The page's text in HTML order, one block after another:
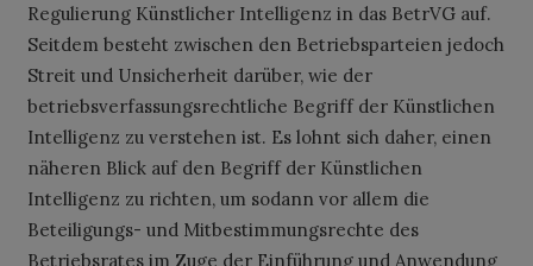
Regulierung Künstlicher Intelligenz in das BetrVG auf.
Seitdem besteht zwischen den Betriebsparteien jedoch
Streit und Unsicherheit darüber, wie der
betriebsverfassungsrechtliche Begriff der Künstlichen
Intelligenz zu verstehen ist. Es lohnt sich daher, einen
näheren Blick auf den Begriff der Künstlichen
Intelligenz zu richten, um sodann vor allem die
Beteiligungs- und Mitbestimmungsrechte des
Betriebsrates im Zuge der Einführung und Anwendung